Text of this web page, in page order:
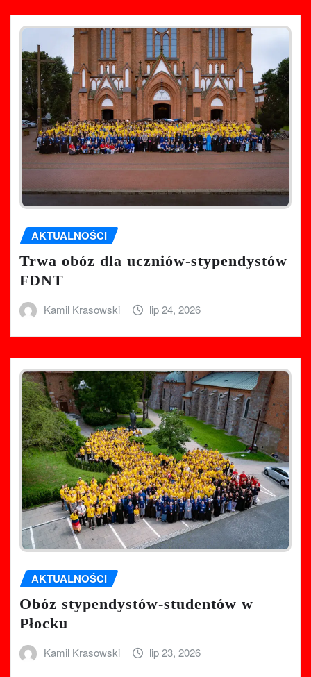
AKTUALNOŚCI
Trwa obóz dla uczniów-stypendystów
FDNT
Kamil Krasowski lip 24, 2026
AKTUALNOŚCI
Obóz stypendystów-studentów w
Płocku
Kamil Krasowski lip 23, 2026